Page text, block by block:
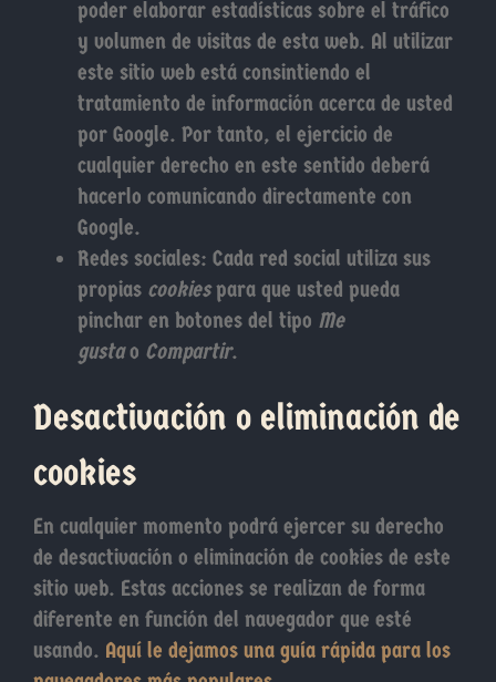
poder elaborar estadísticas sobre el tráfico
y volumen de visitas de esta web. Al utilizar
este sitio web está consintiendo el
tratamiento de información acerca de usted
por Google. Por tanto, el ejercicio de
cualquier derecho en este sentido deberá
hacerlo comunicando directamente con
Google.
Redes sociales: Cada red social utiliza sus
propias cookiespara que usted pueda
pinchar en botones del tipo Me
gustao Compartir.
Desactivación o eliminación de
cookies
En cualquier momento podrá ejercer su derecho
de desactivación o eliminación de cookies de este
sitio web. Estas acciones se realizan de forma
diferente en función del navegador que esté
usando. Aquí le dejamos una guía rápida para los